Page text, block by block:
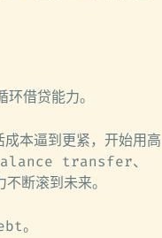
借贷能力。
本逼到更紧，开始用高
balance transfer、
断滚到未来。
。